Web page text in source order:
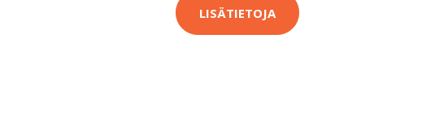
LISÄTIETOJA